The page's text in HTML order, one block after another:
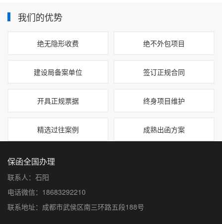
我们的优势
绝无隐形收费 绝不外包项目
建设局备案单位 签订正规合同
开具正规票据 终身项目维护
精选过往案例 成熟出函方案
保函全国办理
联系人：石阳
电话微信：18683292210
联系地址：成都市武侯区南三环路五段188号